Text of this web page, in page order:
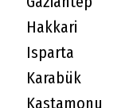
Hakkari
Isparta
Karabük
Kastamonu